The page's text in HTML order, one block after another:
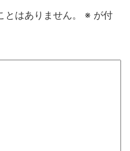
はありません。 ※ が付